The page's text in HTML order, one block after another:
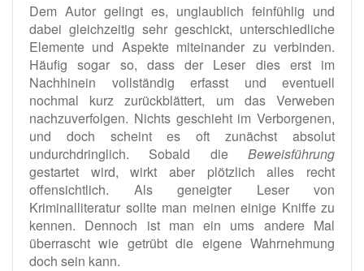
Dem Autor gelingt es, unglaublich feinfühlig und
dabei gleichzeitig sehr geschickt, unterschiedliche
Elemente und Aspekte miteinander zu verbinden.
Häufig sogar so, dass der Leser dies erst im
Nachhinein vollständig erfasst und eventuell
nochmal kurz zurückblättert, um das Verweben
nachzuverfolgen. Nichts geschieht im Verborgenen,
und doch scheint es oft zunächst absolut
undurchdringlich. Sobald die Beweisführung
gestartet wird, wirkt aber plötzlich alles recht
offensichtlich. Als geneigter Leser von
Kriminalliteratur sollte man meinen einige Kniffe zu
kennen. Dennoch ist man ein ums andere Mal
überrascht wie getrübt die eigene Wahrnehmung
doch sein kann.